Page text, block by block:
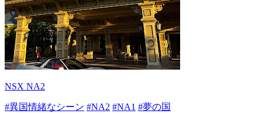
NSX NA2
#異国情緒なシーン #NA2 #NA1 #夢の国